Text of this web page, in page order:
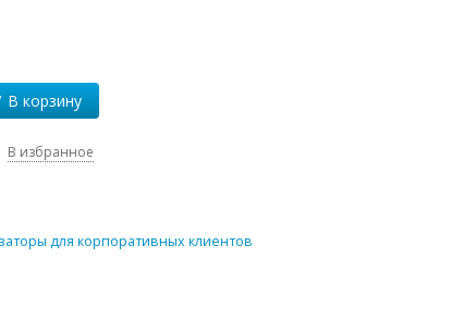
В корзину
В избранное
для корпоративных клиентов